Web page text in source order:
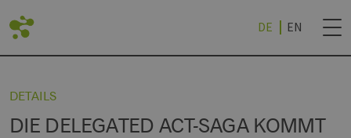
DE EN
DETAILS
DIE DELEGATED ACT-SAGA KOMMT